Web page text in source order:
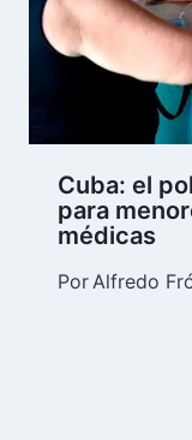
Cuba: el
para
médicas
PorAlfredo